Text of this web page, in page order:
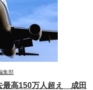
集部
最高150万人超え 成田